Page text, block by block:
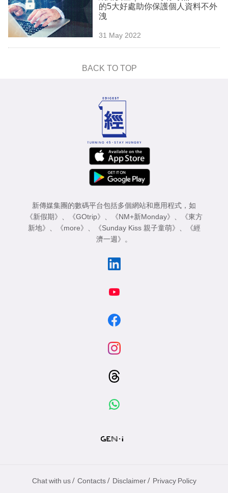
訂
閱
的5大好處助你保護個人資料不外
洩
31 May 2022
BACK TO TOP
新傳媒集團的數碼平台包括多個網站和應用程式，如
《新假期》
《GOtrip》 《NM+新Monday》
《東方
新地》
《more》 《Sunday Kiss 親子童萌》
《經
濟一週》
。
Chat with us / Contacts / Disclaimer / Privacy Policy